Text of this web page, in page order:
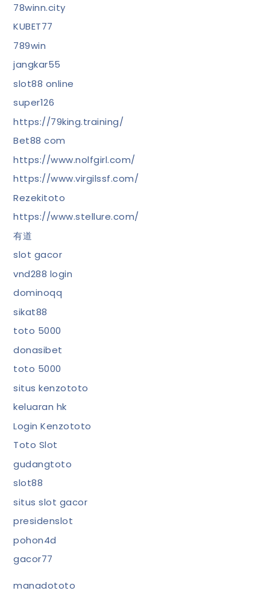
78winn.city
KUBET77
789win
jangkar55
slot88 online
super126
https://79king.training/
Bet88 com
https://www.nolfgirl.com/
https://www.virgilssf.com/
Rezekitoto
https://www.stellure.com/
有道
slot gacor
vnd288 login
dominoqq
sikat88
toto 5000
donasibet
toto 5000
situs kenzototo
keluaran hk
Login Kenzototo
Toto Slot
gudangtoto
slot88
situs slot gacor
presidenslot
pohon4d
gacor77
manadototo